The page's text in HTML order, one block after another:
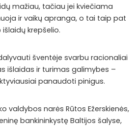
mažiau, tačiau jei kviečiama
ir vaikų apranga, o tai taip pat
krepšelio.
šventėje svarbu racionaliai
išlaidas ir turimas galimybes –
panaudoti pinigus.
valdybos narės Rūtos Ežerskienės,
bankininkystę Baltijos šalyse,